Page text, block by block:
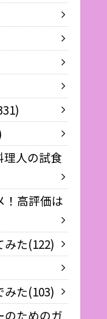
理人の試食
！高評価は
みた 122
みた 103
のためのガ